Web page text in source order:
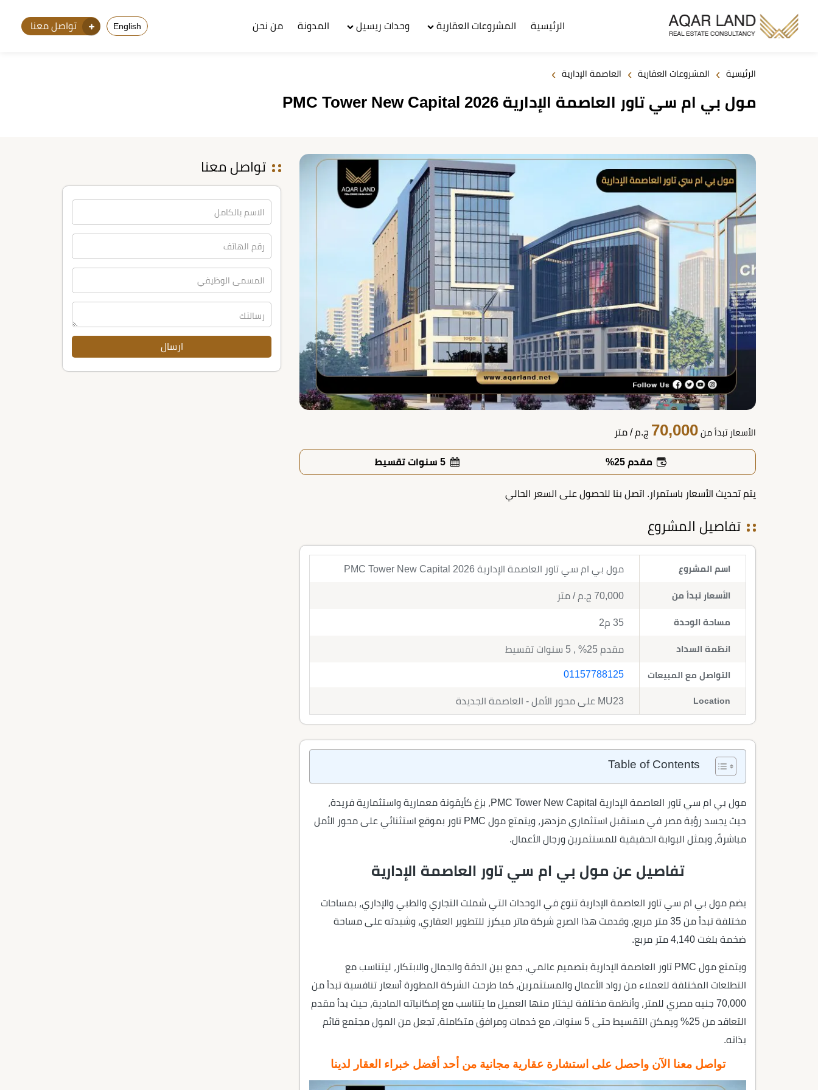
الرئيسية المشروعات العقارية وحدات ريسيل المدونة من نحن English تواصل معنا
الرئيسية › المشروعات العقارية › العاصمة الإدارية ›
مول بي ام سي تاور العاصمة الإدارية PMC Tower New Capital 2026
الأسعار تبدأ من 70,000 ج.م / متر
مقدم 25%
يتم تحديث الأسعار باستمرار. اتصل بنا للحصول على السعر الحالي
تفاصيل المشروع
اسم المشروع مول بي ام سي تاور العاصمة الإدارية PMC Tower New Capital 2026
الأسعار تبدأ من 70,000 ج.م / متر
مساحة الوحدة 35 م2
انظمة السداد مقدم 25% , 5 سنوات تقسيط
التواصل مع المبيعات 01157788125
Location MU23 على محور الأمل - العاصمة الجديدة
Table of Contents
مول بي ام سي تاور العاصمة الإدارية PMC Tower New Capital، بزغ كأيقونة معمارية واستثمارية فريدة،
حيث يجسد رؤية مصر في مستقبل استثماري مزدهر، ويتمتع مول PMC تاور بموقع استثنائي على محور الأمل
مباشرةً، ويمثل البوابة الحقيقية للمستثمرين ورجال الأعمال.
تفاصيل عن مول بي ام سي تاور العاصمة الإدارية
يضم مول بي ام سي تاور العاصمة الإدارية تنوع في الوحدات التي شملت التجاري والطبي والإداري، بمساحات
مختلفة تبدأ من 35 متر مربع، وقدمت هذا الصرح شركة ماتر ميكرز للتطوير العقاري، وشيدته على مساحة
ضخمة بلغت 4,140 متر مربع.
ويتمتع مول PMC تاور العاصمة الإدارية بتصميم عالمي، جمع بين الدقة والجمال والابتكار، ليتناسب مع
التطلعات المختلفة للعملاء من رواد الأعمال والمستثمرين، كما طرحت الشركة المطورة أسعار تنافسية تبدأ من
70,000 جنيه مصري للمتر، وأنظمة مختلفة ليختار منها العميل ما يتناسب مع إمكانياته المادية، حيث بدأ مقدم
التعاقد من 25% ويمكن التقسيط حتى 5 سنوات، مع خدمات ومرافق متكاملة، تجعل من المول مجتمع قائم
بذاته.
تواصل معنا الآن واحصل على استشارة عقارية مجانية من أحد أفضل خبراء العقار لدينا
تواصل معنا